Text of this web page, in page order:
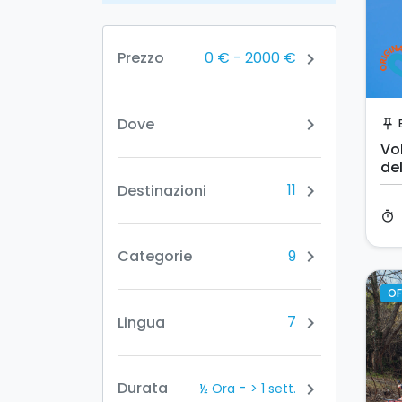
Prezzo 0 € - 2000 € chevron_right
Dove chevron_right
Destinazioni 11 chevron_right
Categorie 9 chevron_right
Lingua 7 chevron_right
Durata ½ Ora - > 1 sett. chevron_right
push_pin
timer